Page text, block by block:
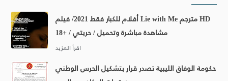
أفلام للكبار فقط 2021/ فيلم Lie with Me مترجم HD
مشاهدة مباشرة وتحميل / حريتي / +18
حكومة الوفاق الليبية تصدر قرار بتشكيل الحرس الوطني